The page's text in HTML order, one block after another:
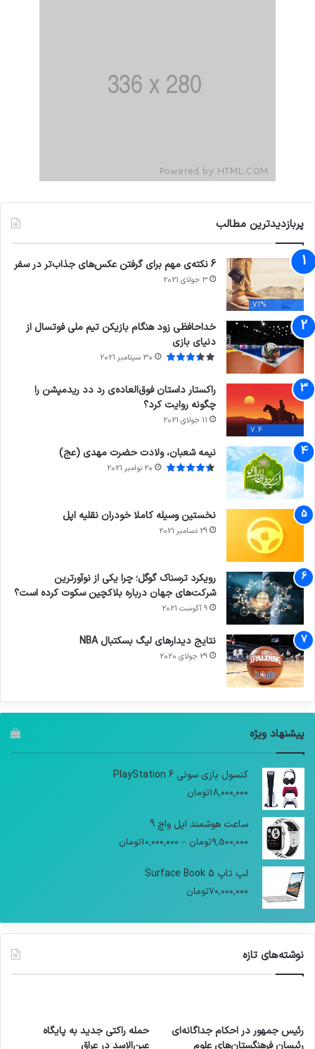
پربازدیدترین مطالب
71%
6 نکته‌ی مهم برای گرفتن عکس‌های جذاب‌تر در سفر
3 جولای 2021
خداحافظی زود هنگام بازیکن تیم ملی فوتسال از
دنیای بازی
30 سپتامبر 2021
7.4
راکستار داستان فوق‌العاده‌ی رد دد ریدمپشن را
چگونه روایت کرد؟
11 جولای 2021
نیمه شعبان، ولادت حضرت مهدی (عج)
20 نوامبر 2021
نخستین وسیله کاملا خودران نقلیه اپل
29 دسامبر 2021
رویکرد ترسناک گوگل؛ چرا یکی از نوآورترین
شرکت‌های جهان درباره بلاکچین سکوت کرده است؟
9 آگوست 2021
نتایج دیدار‌های لیگ بسکتبال NBA
29 جولای 2020
پیشنهاد ویژه
کنسول بازی سونی PlayStation 6
18,000,000تومان
ساعت هوشمند اپل واچ 9
9,500,000تومان –
10,000,000تومان
لپ تاپ Surface Book 5
70,000,000تومان
نوشته‌های تازه
رئیس جمهور در احکام جداگانه‌ای
رئیسان فرهنگستان‌های علوم
حمله راکتی جدید به پایگاه
عین‌الاسد در عراق